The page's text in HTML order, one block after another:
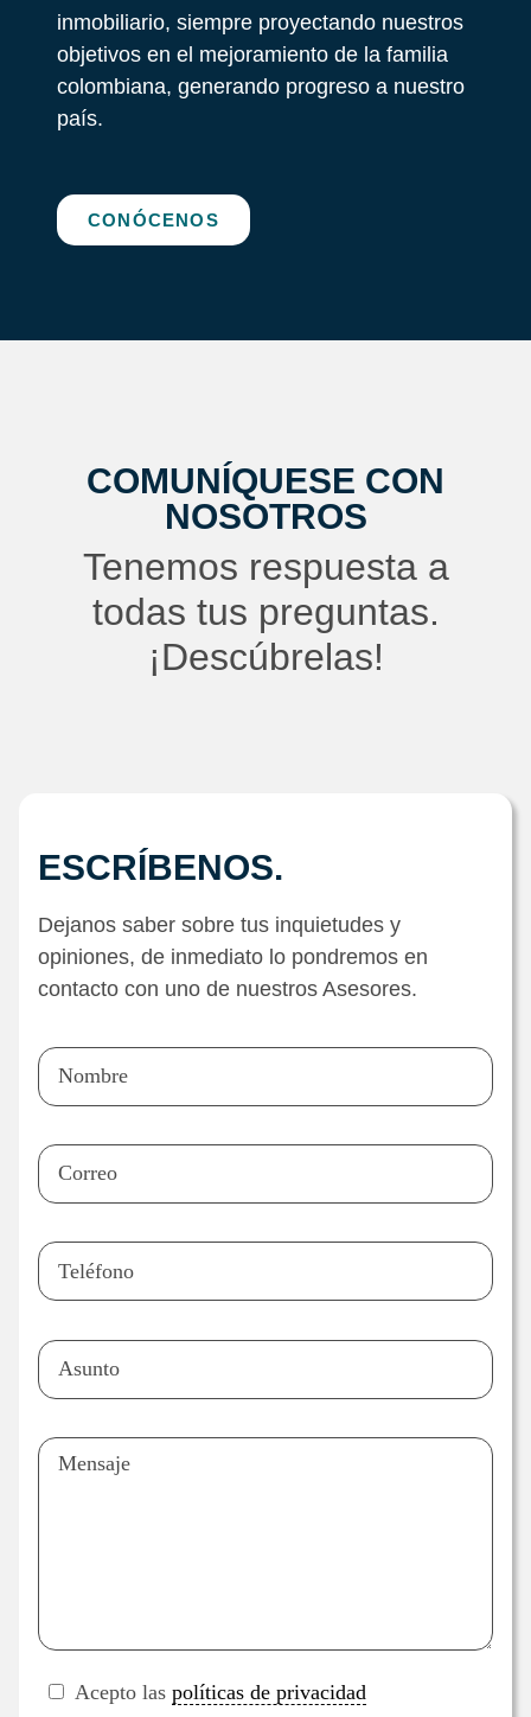
inmobiliario, siempre proyectando nuestros
objetivos en el mejoramiento de la familia
colombiana, generando progreso a nuestro
país.
CONÓCENOS
COMUNÍQUESE CON
NOSOTROS
Tenemos respuesta a
todas tus preguntas.
¡Descúbrelas!
ESCRÍBENOS.
Dejanos saber sobre tus inquietudes y
opiniones, de inmediato lo pondremos en
contacto con uno de nuestros Asesores.
Acepto las políticas de privacidad